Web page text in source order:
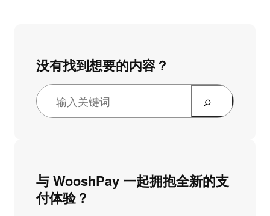
没有找到想要的内容？
与 WooshPay 一起拥抱全新的支
付体验？